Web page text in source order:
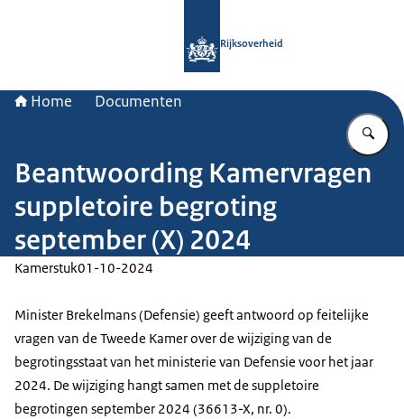
Rijksoverheid
Home Documenten
Beantwoording Kamervragen
suppletoire begroting
september (X) 2024
Kamerstuk01-10-2024
Minister Brekelmans (Defensie) geeft antwoord op feitelijke
vragen van de Tweede Kamer over de wijziging van de
begrotingsstaat van het ministerie van Defensie voor het jaar
2024. De wijziging hangt samen met de suppletoire
begrotingen september 2024 (36613-X, nr. 0).